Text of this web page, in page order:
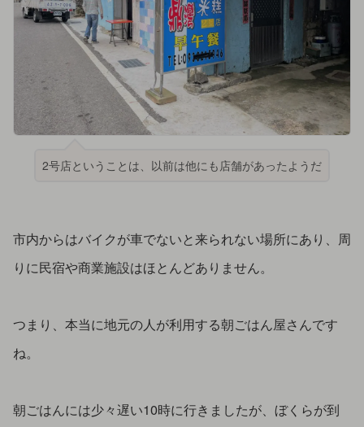
2号店ということは、以前は他にも店舗があったようだ
市内からはバイクが車でないと来られない場所にあり、周
りに民宿や商業施設はほとんどありません。
つまり、本当に地元の人が利用する朝ごはん屋さんです
ね。
朝ごはんには少々遅い10時に行きましたが、ぼくらが到